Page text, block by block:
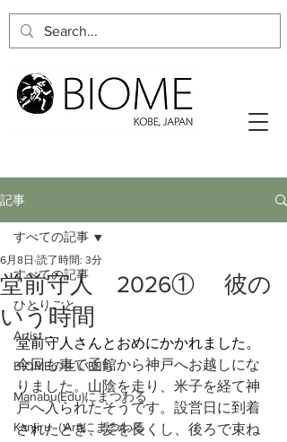
記事
すべての記事
ひとりごと
Artist
BIOMEの生い立ち
Manabu(Edu)にまつわる
Kanjiru（Art)にまつわる
すべての記事
堂前守人 2026① 彼の
いう時間
6月8日 読了時間: 3分
堂前守人さんとおめにかかれました。
今回も車で函館から神戸へお越しにな
りました。山陰を走り、米子を経て神
戸へ入られたそうです。設営日に到着
されたとき、髪を長くし、後ろで束ね